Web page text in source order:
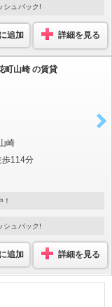
シュバック!
追加 詳細を見る
町山崎 の賃貸
崎
歩114分
！
シュバック!
追加 詳細を見る